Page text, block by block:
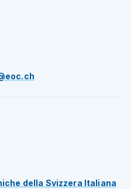
della Svizzera Italiana